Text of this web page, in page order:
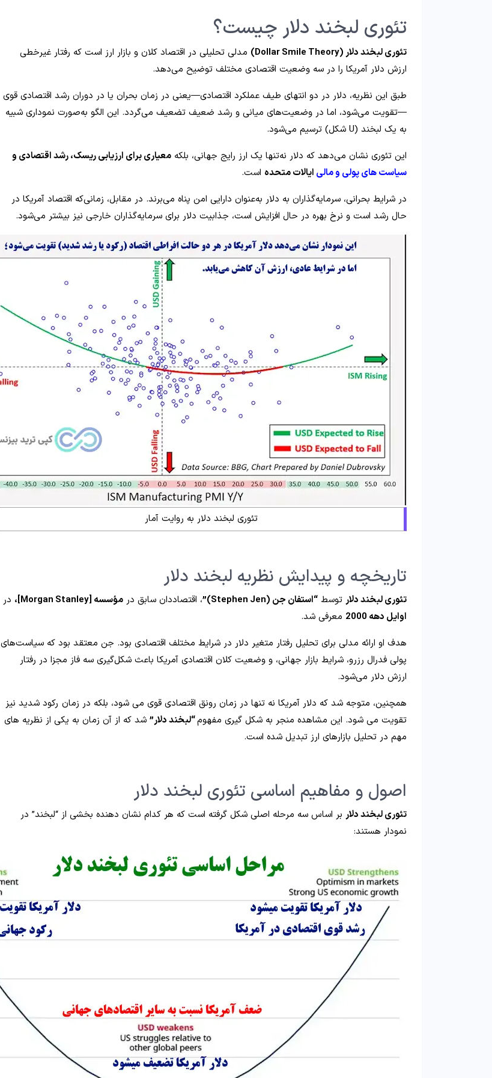
تئوری لبخند دلار چیست؟
تئوری لبخند دلار (Dollar Smile Theory)
مدلی تحلیلی در اقتصاد کلان و بازار ارز است که رفتار غیرخطی
ارزش دلار آمریکا را در سه وضعیت اقتصادی مختلف توضیح می‌دهد.
طبق این نظریه، دلار در دو انتهای طیف عملکرد اقتصادی—یعنی در زمان بحران یا در دوران رشد اقتصادی قوی
—تقویت می‌شود، اما در وضعیت‌های میانی و رشد ضعیف تضعیف می‌گردد. این الگو به‌صورت نموداری شبیه
به یک لبخند (U شکل) ترسیم می‌شود.
این تئوری نشان می‌دهد که دلار نه‌تنها یک ارز رایج جهانی، بلکه معیاری برای ارزیابی ریسک، رشد اقتصادی و
سیاست‌ های پولی و مالی ایالات متحده است.
در شرایط بحرانی، سرمایه‌گذاران به دلار به‌عنوان دارایی امن پناه می‌برند. در مقابل، زمانی‌که اقتصاد آمریکا در
حال رشد است و نرخ بهره در حال افزایش است، جذابیت دلار برای سرمایه‌گذاران خارجی نیز بیشتر می‌شود.
تئوری لبخند دلار به روایت آمار
تاریخچه و پیدایش نظریه لبخند دلار
تئوری لبخند دلار توسط “استفان جن (Stephen Jen)” ، اقتصاددان سابق در مؤسسه [Morgan Stanley]،
در
اوایل دهه 2000
معرفی شد.
هدف او ارائه مدلی برای تحلیل رفتار متغیر دلار در شرایط مختلف اقتصادی بود. جن معتقد بود که سیاست‌های
پولی فدرال رزرو، شرایط بازار جهانی، و وضعیت کلان اقتصادی آمریکا باعث شکل‌گیری سه فاز مجزا در رفتار
ارزش دلار می‌شود.
همچنین، متوجه شد که دلار آمریکا نه تنها در زمان رونق اقتصادی قوی می شود، بلکه در زمان رکود شدید نیز
تقویت می شود. این مشاهده منجر به شکل گیری مفهوم“لبخند دلار” شد که از آن زمان به یکی از نظریه های
مهم در تحلیل بازارهای ارز تبدیل شده است.
اصول و مفاهیم اساسی تئوری لبخند دلار
تئوری لبخند دلار بر اساس سه مرحله اصلی شکل گرفته است که هر کدام نشان دهنده بخشی از “لبخند” در
نمودار هستند: